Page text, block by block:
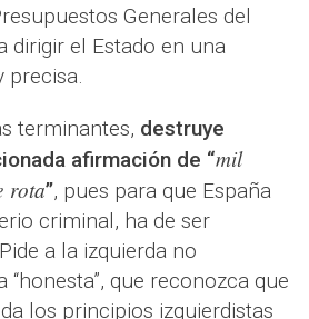
Generales del
dirigir el Estado en una
precisa.
terminantes, destruye
afirmación de “mil
rota”, pues para que España
criminal, ha de ser
a la izquierda no
“honesta”, que reconozca que
los principios izquierdistas